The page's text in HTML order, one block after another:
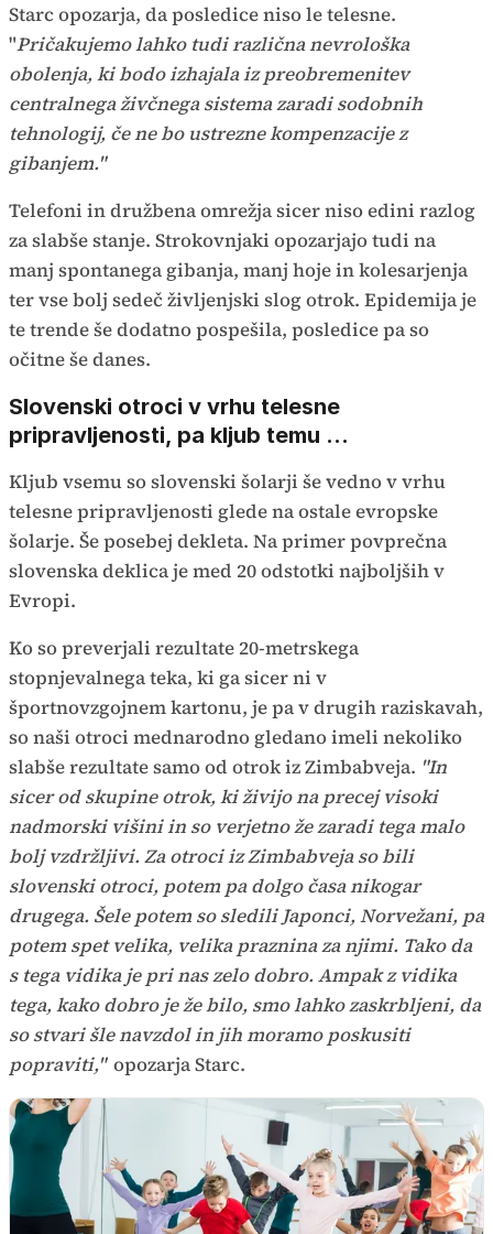
Starc opozarja, da posledice niso le telesne.
"Pričakujemo lahko tudi različna nevrološka
obolenja, ki bodo izhajala iz preobremenitev
centralnega živčnega sistema zaradi sodobnih
tehnologij, če ne bo ustrezne kompenzacije z
gibanjem."
Telefoni in družbena omrežja sicer niso edini razlog
za slabše stanje. Strokovnjaki opozarjajo tudi na
manj spontanega gibanja, manj hoje in kolesarjenja
ter vse bolj sedeč življenjski slog otrok. Epidemija je
te trende še dodatno pospešila, posledice pa so
očitne še danes.
Slovenski otroci v vrhu telesne
pripravljenosti, pa kljub temu ...
Kljub vsemu so slovenski šolarji še vedno v vrhu
telesne pripravljenosti glede na ostale evropske
šolarje. Še posebej dekleta. Na primer povprečna
slovenska deklica je med 20 odstotki najboljših v
Evropi.
Ko so preverjali rezultate 20-metrskega
stopnjevalnega teka, ki ga sicer ni v
športnovzgojnem kartonu, je pa v drugih raziskavah,
so naši otroci mednarodno gledano imeli nekoliko
slabše rezultate samo od otrok iz Zimbabveja. "In
sicer od skupine otrok, ki živijo na precej visoki
nadmorski višini in so verjetno že zaradi tega malo
bolj vzdržljivi. Za otroci iz Zimbabveja so bili
slovenski otroci, potem pa dolgo časa nikogar
drugega. Šele potem so sledili Japonci, Norvežani, pa
potem spet velika, velika praznina za njimi. Tako da
s tega vidika je pri nas zelo dobro. Ampak z vidika
tega, kako dobro je že bilo, smo lahko zaskrbljeni, da
so stvari šle navzdol in jih moramo poskusiti
popraviti," opozarja Starc.